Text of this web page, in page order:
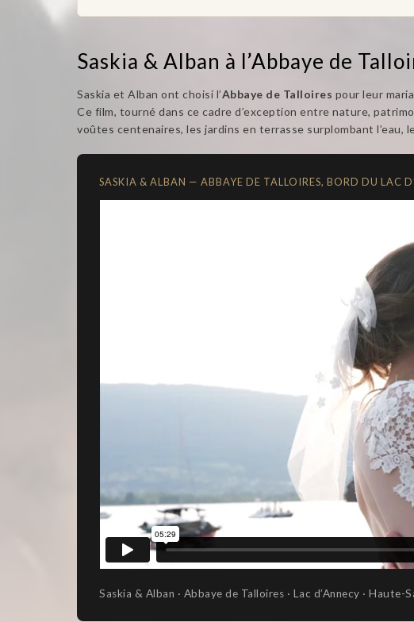
Saskia & Alban à l’Abbaye de
Saskia et Alban ont choisi l’Abbaye de Talloires pour leur
Ce film, tourné dans ce cadre d’exception entre nature,
voûtes centenaires, les jardins en terrasse surplombant l’eau,
SASKIA & ALBAN — ABBAYE DE TALLOIRES, BORD DU LAC
Saskia & Alban · Abbaye de Talloires · Lac d’Annecy · Haute-